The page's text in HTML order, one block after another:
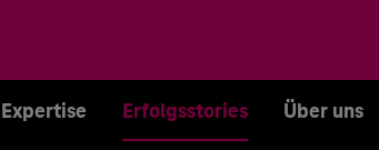
Expertise Erfolgsstories Über uns